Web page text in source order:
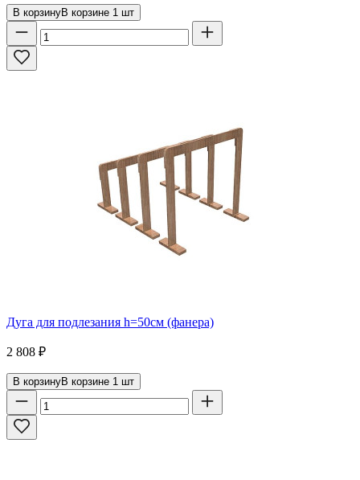
В корзинуВ корзине 1 шт
Дуга для подлезания h=50см (фанера)
2 808 ₽
В корзинуВ корзине 1 шт